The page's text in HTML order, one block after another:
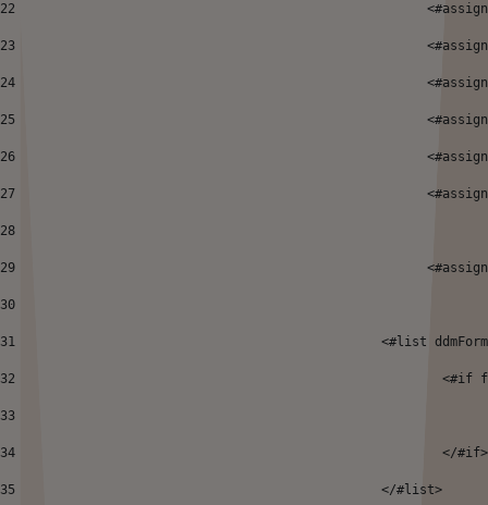
22
23
24
25
26
27
28
29
30
31
<#list
32
33
34
</
35
						  </#list>